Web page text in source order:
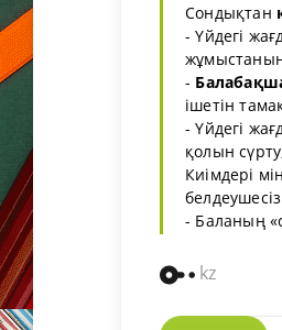
Сондықтан
- Үйдегі
-
ішетін
- Үйдегі
қолын
Киімдері
- Баланың
kz